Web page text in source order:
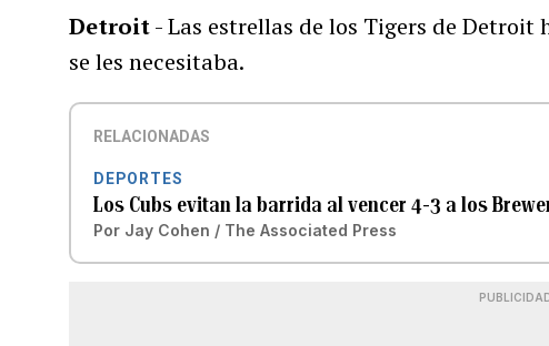
Detroit- Las estrellas de los Tigers de
se les necesitaba.
RELACIONADAS
DEPORTES
Los Cubs evitan la barrida al vencer 4-3 a los
Por Jay Cohen / The Associated Press